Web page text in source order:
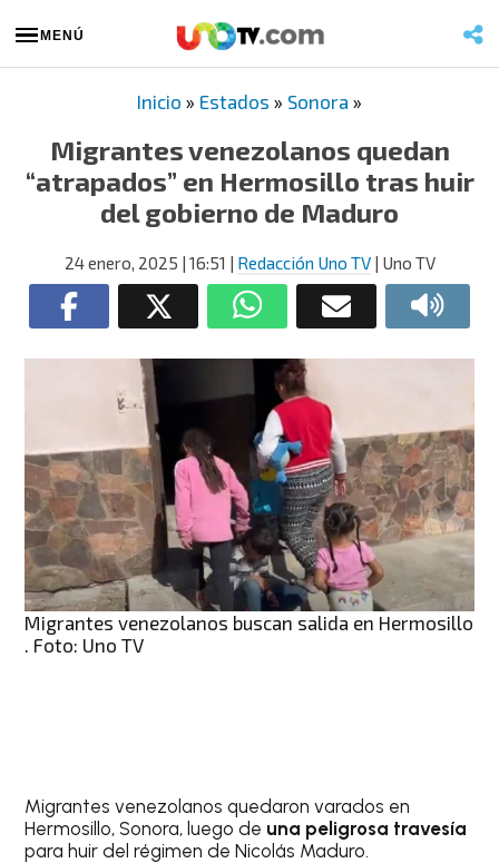
MENÚ
Inicio » Estados » Sonora »
Migrantes venezolanos quedan
“atrapados” en Hermosillo tras huir
del gobierno de Maduro
24 enero, 2025 | 16:51 | Redacción Uno TV| Uno TV
Migrantes venezolanos buscan salida en Hermosillo
. Foto: Uno TV
Migrantes venezolanos quedaron varados en
Hermosillo, Sonora, luego de una peligrosa travesía
para huir del régimen de Nicolás Maduro.